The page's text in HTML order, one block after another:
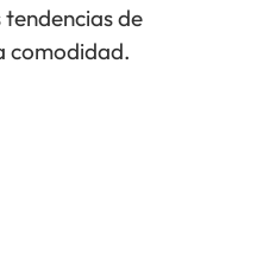
de
comodidad.